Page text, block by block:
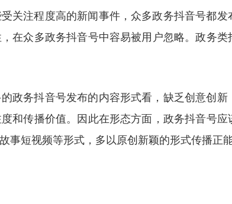
关注程度高的新闻事件，众多政务抖音号都
在众多政务抖音号中容易被用户忽略。政务
政务抖音号发布的内容形式看，缺乏创意创
和传播价值。因此在形态方面，政务抖音号
事短视频等形式，多以原创新颖的形式传播正